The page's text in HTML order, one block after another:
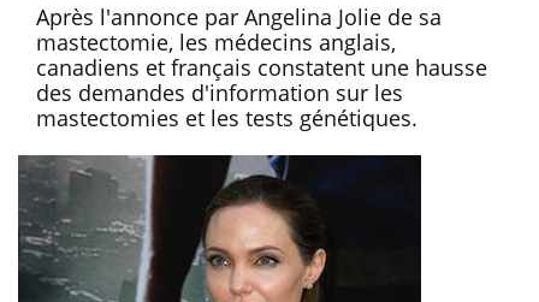
Après l'annonce par Angelina Jolie de sa
mastectomie, les médecins anglais,
canadiens et français constatent une hausse
des demandes d'information sur les
mastectomies et les tests génétiques.